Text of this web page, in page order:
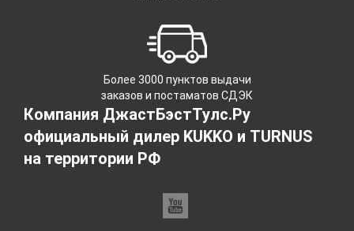
Более 3000 пунктов выдачи
заказов и постаматов СДЭК
Компания ДжастБэстТулс.Ру
официальный дилер KUKKO и TURNUS
на территории РФ